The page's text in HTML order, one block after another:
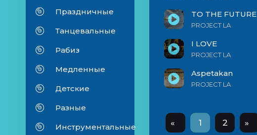
Праздничные
Танцевальные
Рабиз
Медленные
Детские
Разные
Инструментальные
TO THE FUTURE
PROJECT LA
I LOVE
PROJECT LA
Aspetakan
PROJECT LA
« 1 2 »